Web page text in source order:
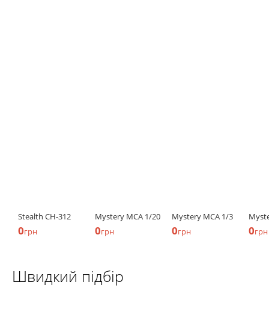
Stealth CH-312
0грн
Mystery MCA 1/20
0грн
Mystery MCA 1/3
0грн 0грн
Швидкий підбір